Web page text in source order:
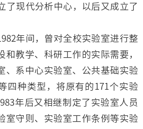
了现代分析中心，以后又成立了
年间，曾对全校实验室进行整
和教学、科研工作的实际需要，
、系中心实验室、公共基础实验
四种类型，将原有的171个实验
年后又相继制定了实验室人员
室守则、实验室工作条例等实验